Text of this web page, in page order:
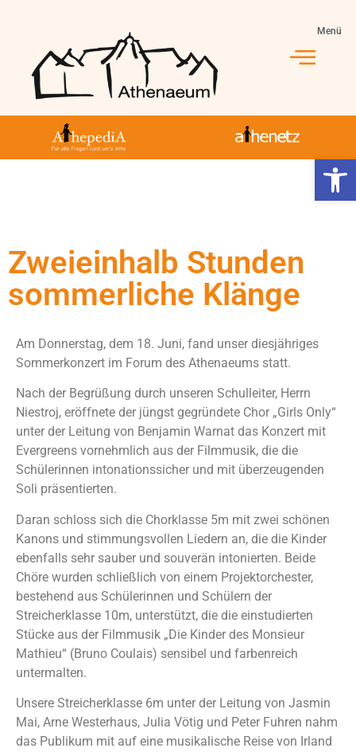
Menü
Zweieinhalb Stunden
sommerliche Klänge
Am Donnerstag, dem 18. Juni, fand unser diesjähriges
Sommerkonzert im Forum des Athenaeums statt.
Nach der Begrüßung durch unseren Schulleiter, Herrn
Niestroj, eröffnete der jüngst gegründete Chor „Girls Only“
unter der Leitung von Benjamin Warnat das Konzert mit
Evergreens vornehmlich aus der Filmmusik, die die
Schülerinnen intonationssicher und mit überzeugenden
Soli präsentierten.
Daran schloss sich die Chorklasse 5m mit zwei schönen
Kanons und stimmungsvollen Liedern an, die die Kinder
ebenfalls sehr sauber und souverän intonierten. Beide
Chöre wurden schließlich von einem Projektorchester,
bestehend aus Schülerinnen und Schülern der
Streicherklasse 10m, unterstützt, die die einstudierten
Stücke aus der Filmmusik „Die Kinder des Monsieur
Mathieu“ (Bruno Coulais) sensibel und farbenreich
untermalten.
Unsere Streicherklasse 6m unter der Leitung von Jasmin
Mai, Arne Westerhaus, Julia Vötig und Peter Fuhren nahm
das Publikum mit auf eine musikalische Reise von Irland